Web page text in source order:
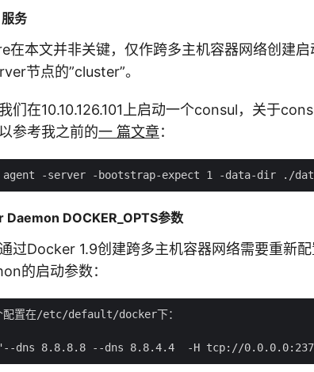
服务
在本文并非关键，仅作跨多主机容器网络创建
节点的”cluster”。
们在10.10.126.101上启动一个consul，关于
参考我之前的一 篇文章：
Daemon DOCKER_OPTS参数
过Docker 1.9创建跨多主机容器网络需要重新
的启动参数：
配置在/etc/default/docker下：